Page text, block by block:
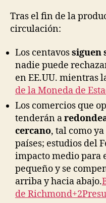
Tras el fin de la
circulación:
Los centavossiguen
nadie puede
en EE.UU. mientras
de la Moneda de
Los comercios que
tenderán a
cercano, tal como
países; estudios del
impacto medio para
pequeño y se
arriba y hacia abajo.
de